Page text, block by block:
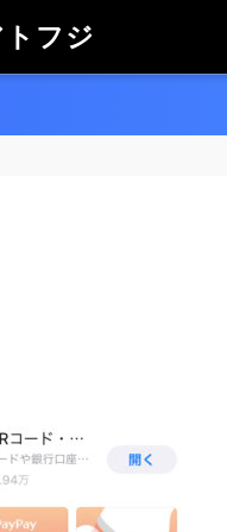
フジ